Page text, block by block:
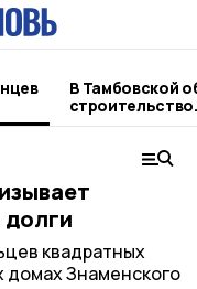
В Тамбовской
строительство
квадратных
домах Знаменского